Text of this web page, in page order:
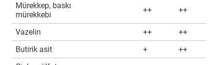
Mürekkep, baskı
mürekkebi
++ ++
Vazelin ++
++
Butirik asit
+
++